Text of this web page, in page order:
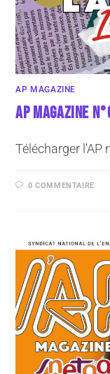
AP MAGAZINE
AP MAGAZINE
Télécharger l'AP
0 COMMENTAIRE